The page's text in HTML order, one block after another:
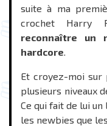
suite à ma
crochet Harry
reconnaître un
hardcore.
Et croyez-moi
plusieurs niveaux
Ce qui fait de lui
les newbies que